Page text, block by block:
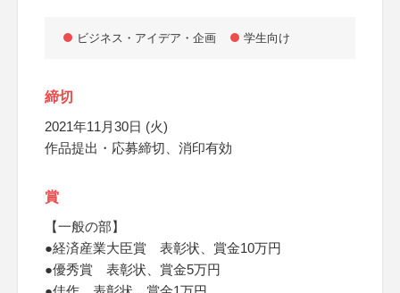
ビジネス・アイデア・企画 学生向け
締切
2021年11月30日 (火)
作品提出・応募締切、消印有効
賞
【一般の部】
●経済産業大臣賞 表彰状、賞金10万円
●優秀賞 表彰状、賞金5万円